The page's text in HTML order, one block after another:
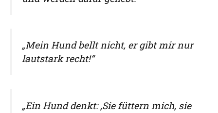
„Mein Hund bellt nicht, er gibt mir nur
lautstark recht!“
„Ein Hund denkt: ‚Sie füttern mich, sie